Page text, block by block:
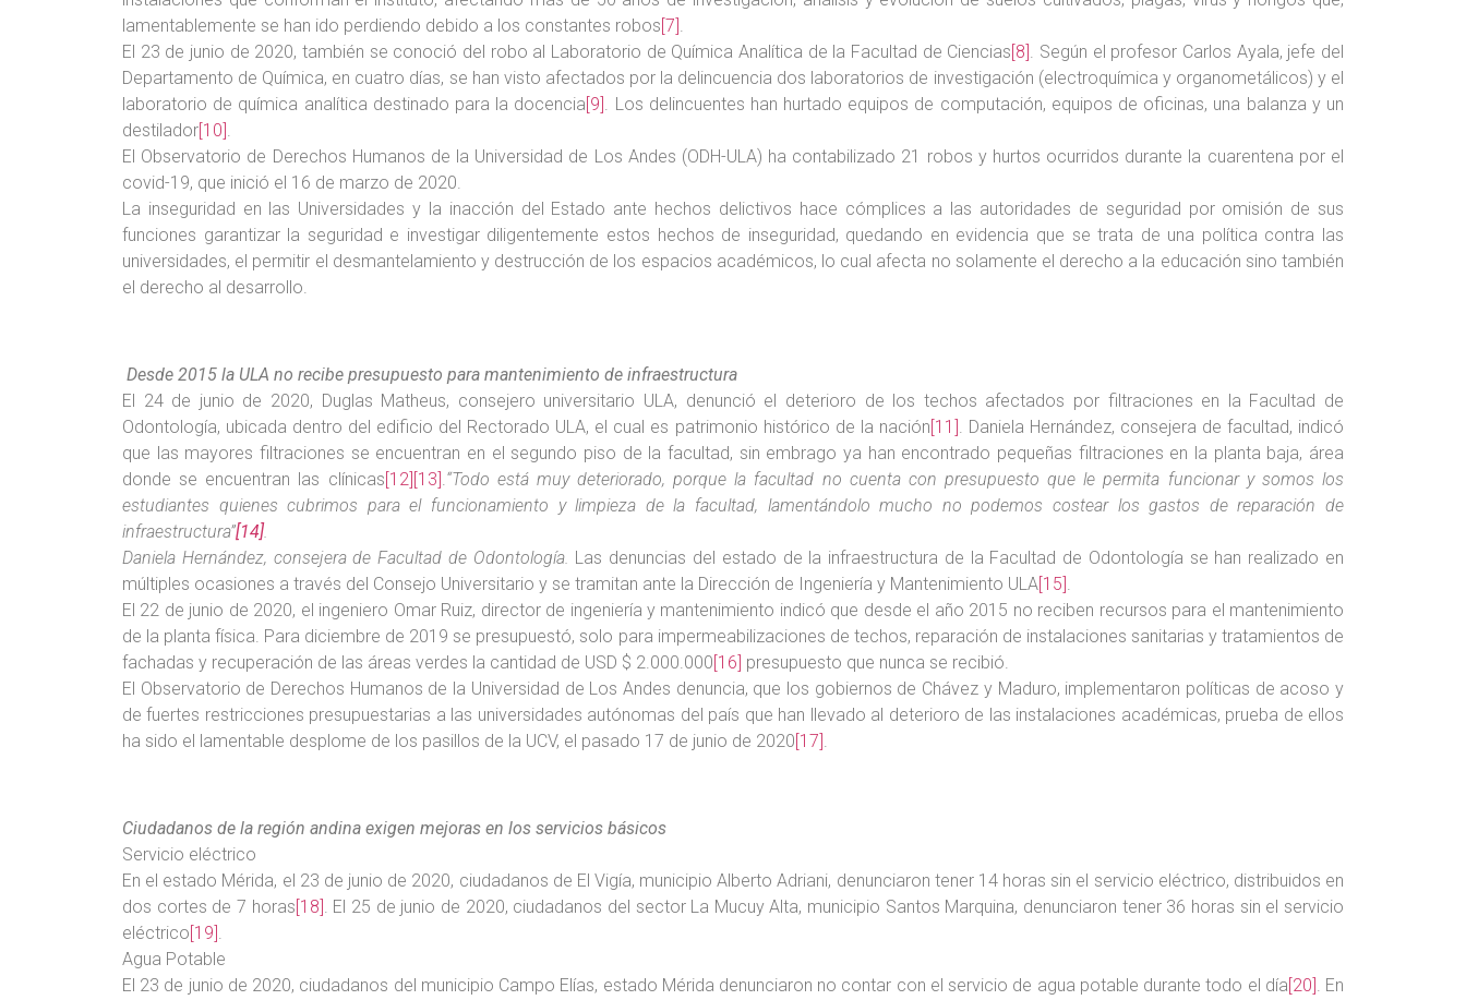
lamentablemente se han ido perdiendo debido a los constantes robos [7] .
El 23 de junio de 2020, también se conoció del robo al Laboratorio de Química Analítica de la Facultad de Ciencias [8] . Según el profesor Carlos Ayala, jefe del
Departamento de Química, en cuatro días, se han visto afectados por la delincuencia dos laboratorios de investigación (electroquímica y organometálicos) y el
laboratorio de química analítica destinado para la docencia [9] . Los delincuentes han hurtado equipos de computación, equipos de oficinas, una balanza y un
destilador [10] .
El Observatorio de Derechos Humanos de la Universidad de Los Andes (ODH-ULA) ha contabilizado 21 robos y hurtos ocurridos durante la cuarentena por el
covid-19, que inició el 16 de marzo de 2020.
La inseguridad en las Universidades y la inacción del Estado ante hechos delictivos hace cómplices a las autoridades de seguridad por omisión de sus
funciones garantizar la seguridad e investigar diligentemente estos hechos de inseguridad, quedando en evidencia que se trata de una política contra las
universidades, el permitir el desmantelamiento y destrucción de los espacios académicos, lo cual afecta no solamente el derecho a la educación sino también
el derecho al desarrollo.
Desde 2015 la ULA no recibe presupuesto para mantenimiento de infraestructura
El 24 de junio de 2020, Duglas Matheus, consejero universitario ULA, denunció el deterioro de los techos afectados por filtraciones en la Facultad de
Odontología, ubicada dentro del edificio del Rectorado ULA, el cual es patrimonio histórico de la nación [11] . Daniela Hernández, consejera de facultad, indicó
que las mayores filtraciones se encuentran en el segundo piso de la facultad, sin embrago ya han encontrado pequeñas filtraciones en la planta baja, área
donde se encuentran las clínicas [12] [13] .“Todo está muy deteriorado, porque la facultad no cuenta con presupuesto que le permita funcionar y somos los
estudiantes quienes cubrimos para el funcionamiento y limpieza de la facultad, lamentándolo mucho no podemos costear los gastos de reparación de
infraestructura”[14].
Daniela Hernández, consejera de Facultad de Odontología. Las denuncias del estado de la infraestructura de la Facultad de Odontología se han realizado en
múltiples ocasiones a través del Consejo Universitario y se tramitan ante la Dirección de Ingeniería y Mantenimiento ULA [15] .
El 22 de junio de 2020, el ingeniero Omar Ruiz, director de ingeniería y mantenimiento indicó que desde el año 2015 no reciben recursos para el mantenimiento
de la planta física. Para diciembre de 2019 se presupuestó, solo para impermeabilizaciones de techos, reparación de instalaciones sanitarias y tratamientos de
fachadas y recuperación de las áreas verdes la cantidad de USD $ 2.000.000 [16] presupuesto que nunca se recibió.
El Observatorio de Derechos Humanos de la Universidad de Los Andes denuncia, que los gobiernos de Chávez y Maduro, implementaron políticas de acoso y
de fuertes restricciones presupuestarias a las universidades autónomas del país que han llevado al deterioro de las instalaciones académicas, prueba de ellos
ha sido el lamentable desplome de los pasillos de la UCV, el pasado 17 de junio de 2020 [17] .
Ciudadanos de la región andina exigen mejoras en los servicios básicos
Servicio eléctrico
En el estado Mérida, el 23 de junio de 2020, ciudadanos de El Vigía, municipio Alberto Adriani, denunciaron tener 14 horas sin el servicio eléctrico, distribuidos en
dos cortes de 7 horas [18] . El 25 de junio de 2020, ciudadanos del sector La Mucuy Alta, municipio Santos Marquina, denunciaron tener 36 horas sin el servicio
eléctrico [19] .
Agua Potable
El 23 de junio de 2020, ciudadanos del municipio Campo Elías, estado Mérida denunciaron no contar con el servicio de agua potable durante todo el día [20] . En